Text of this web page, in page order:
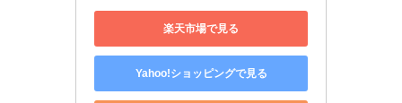
楽天市場で見る
Yahoo!ショッピングで見る